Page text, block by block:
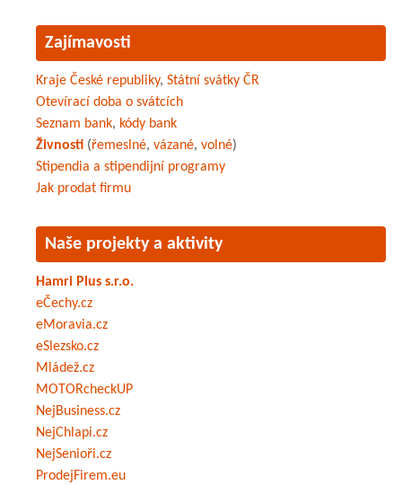
Zajímavosti
Kraje České republiky, Státní svátky ČR
Otevírací doba o svátcích
Seznam bank, kódy bank
Živnosti (řemeslné, vázané, volné)
Stipendia a stipendijní programy
Jak prodat firmu
Naše projekty a aktivity
Hamri Plus s.r.o.
eČechy.cz
eMoravia.cz
eSlezsko.cz
Mládež.cz
MOTORcheckUP
NejBusiness.cz
NejChlapi.cz
NejSenioři.cz
ProdejFirem.eu